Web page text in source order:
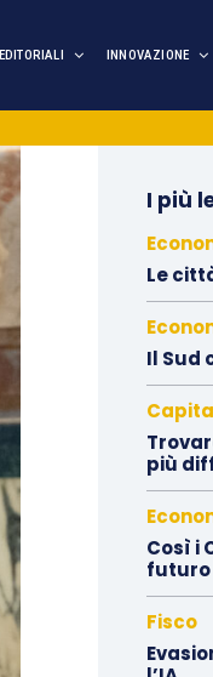
EDITORIALI INNOVAZIONE
I più
Le
Il Sud
più
Così i
futuro
Fisco